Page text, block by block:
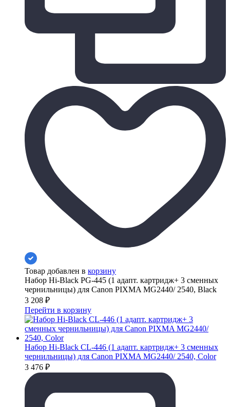
Товар добавлен в корзину
Набор Hi-Black PG-445 (1 адапт. картридж+ 3 сменных
чернильницы) для Canon PIXMA MG2440/ 2540, Black
3 208 ₽
Перейти в корзину
Набор Hi-Black CL-446 (1 адапт. картридж+ 3 сменных
чернильницы) для Canon PIXMA MG2440/ 2540, Color
3 476 ₽